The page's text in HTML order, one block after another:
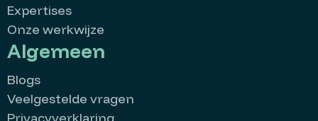
Expertises
Onze werkwijze
Algemeen
Blogs
Veelgestelde vragen